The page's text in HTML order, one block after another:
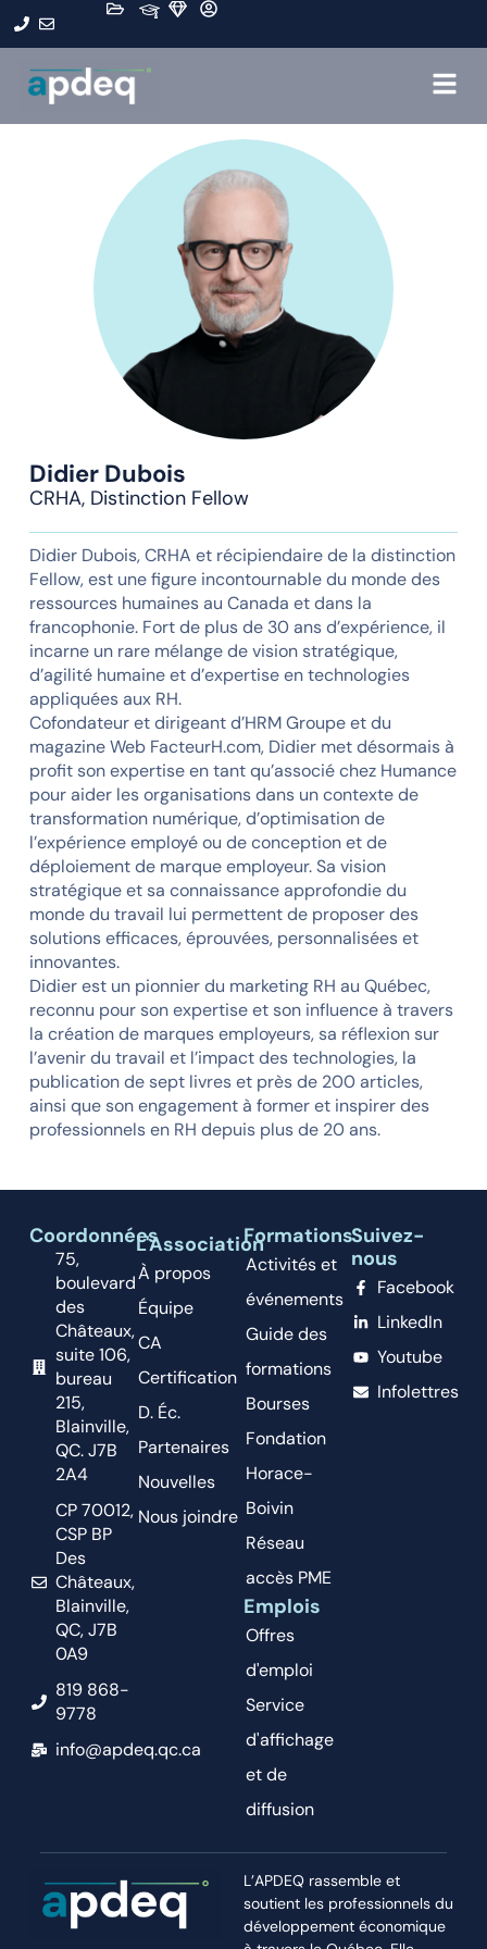
Didier Dubois
CRHA, Distinction Fellow
Didier Dubois, CRHA et récipiendaire de la distinction
Fellow, est une figure incontournable du monde des
ressources humaines au Canada et dans la
francophonie. Fort de plus de 30 ans d’expérience, il
incarne un rare mélange de vision stratégique,
d’agilité humaine et d’expertise en technologies
appliquées aux RH.
Cofondateur et dirigeant d’HRM Groupe et du
magazine Web FacteurH.com, Didiermet désormais à
profit son expertise en tant qu’associé chez Humance
pour aider les organisations dans un contexte de
transformation numérique, d’optimisation de
l’expérience employé ou de conception et de
déploiement de marque employeur. Sa vision
stratégique et sa connaissance approfondie du
monde du travail lui permettent de proposer des
solutions efficaces, éprouvées, personnalisées et
innovantes.
Didierest un pionnier du marketing RH au Québec,
reconnu pour son expertise et son influence à travers
la création de marques employeurs, sa réflexion sur
l’avenir du travail et l’impact des technologies, la
publication de sept livres et près de 200 articles,
ainsi que son engagement à former et inspirer des
professionnels en RH depuis plus de 20 ans.
Coordonnées
75,
boulevard
des
Châteaux,
suite 106,
bureau
215,
Blainville,
QC. J7B
2A4
CP 70012,
CSP BP
Des
Châteaux,
Blainville,
QC, J7B
0A9
819 868-
9778
info@apdeq.qc.ca
L'Association
À propos
Équipe
CA
Certification
D. Éc.
Partenaires
Nouvelles
Nous joindre
Formations
Activités et
événements
Guide des
formations
Bourses
Fondation
Horace-
Boivin
Réseau
accès PME
Emplois
Offres
d'emploi
Service
d'affichage
et de
diffusion
Suivez-
nous
Facebook
LinkedIn
Youtube
Infolettres
L’APDEQ rassemble et
soutient les professionnels du
développement économique